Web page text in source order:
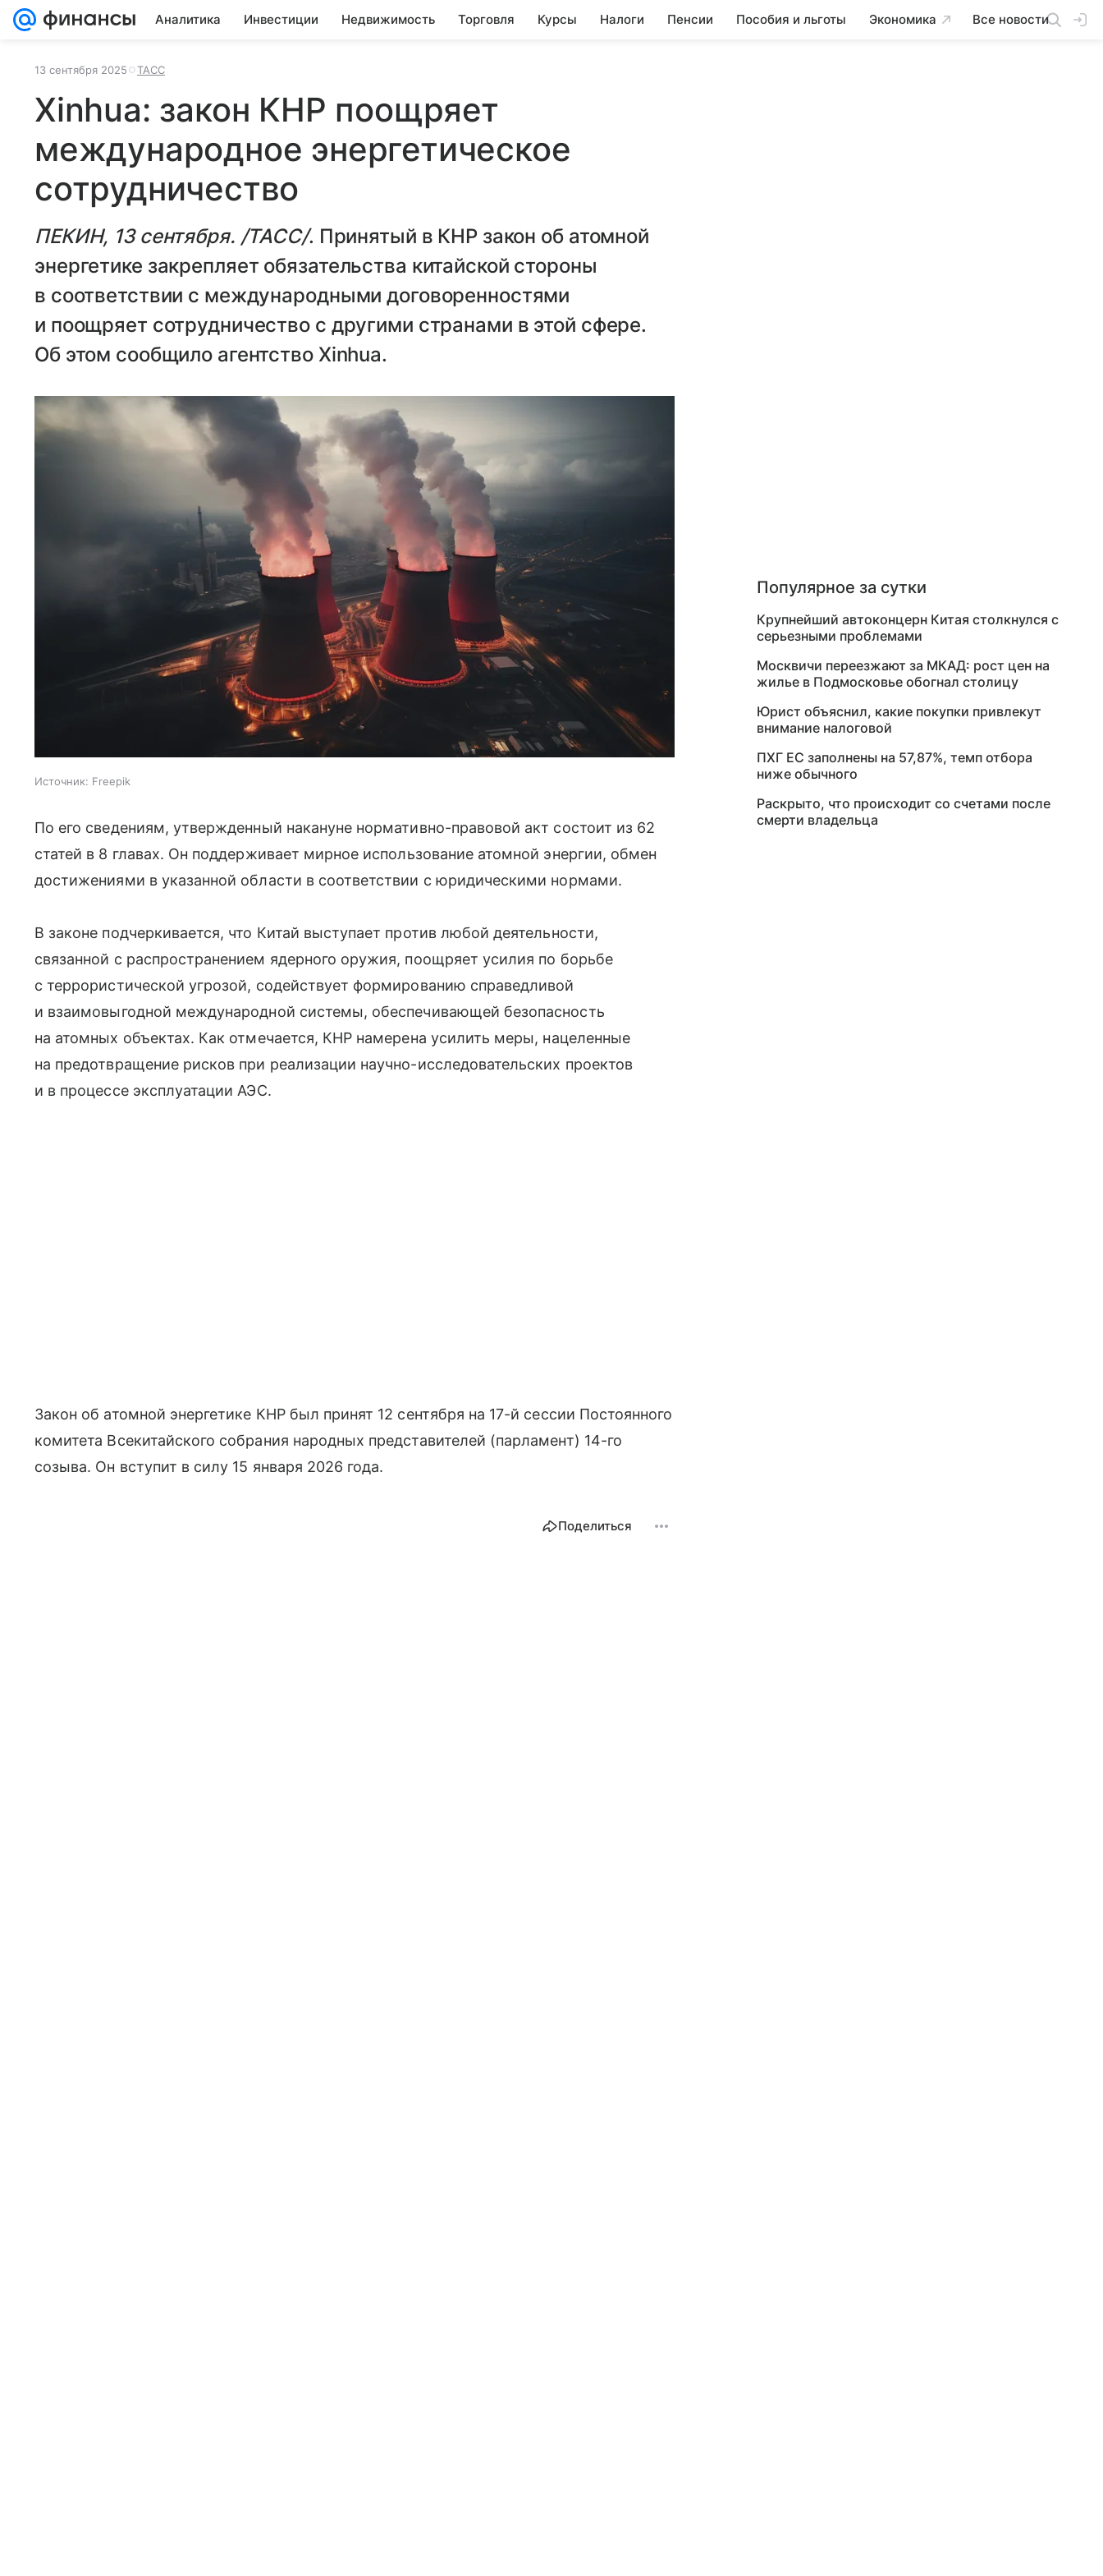
Аналитика Инвестиции Недвижимость Торговля Курсы Налоги Пенсии Пособия и льготы Экономика Все новости
13 сентября 2025 ТАСС
Xinhua: закон КНР поощряет
международное энергетическое
сотрудничество
ПЕКИН, 13 сентября. /ТАСС/. Принятый в КНР закон об атомной
энергетике закрепляет обязательства китайской стороны
в соответствии с международными договоренностями
и поощряет сотрудничество с другими странами в этой сфере.
Об этом сообщило агентство Xinhua.
Источник: Freepik
По его сведениям, утвержденный накануне нормативно-правовой акт состоит из 62
статей в 8 главах. Он поддерживает мирное использование атомной энергии, обмен
достижениями в указанной области в соответствии с юридическими нормами.
В законе подчеркивается, что Китай выступает против любой деятельности,
связанной с распространением ядерного оружия, поощряет усилия по борьбе
с террористической угрозой, содействует формированию справедливой
и взаимовыгодной международной системы, обеспечивающей безопасность
на атомных объектах. Как отмечается, КНР намерена усилить меры, нацеленные
на предотвращение рисков при реализации научно-исследовательских проектов
и в процессе эксплуатации АЭС.
Закон об атомной энергетике КНР был принят 12 сентября на 17-й сессии Постоянного
комитета Всекитайского собрания народных представителей (парламент) 14-го
созыва. Он вступит в силу 15 января 2026 года.
Поделиться
Популярное за сутки
Крупнейший автоконцерн Китая столкнулся с
серьезными проблемами
Москвичи переезжают за МКАД: рост цен на
жилье в Подмосковье обогнал столицу
Юрист объяснил, какие покупки привлекут
внимание налоговой
ПХГ ЕС заполнены на 57,87%, темп отбора
ниже обычного
Раскрыто, что происходит со счетами после
смерти владельца